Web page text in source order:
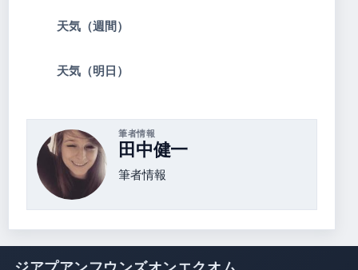
天気（週間）
天気（明日）
筆者情報
田中健一
筆者情報